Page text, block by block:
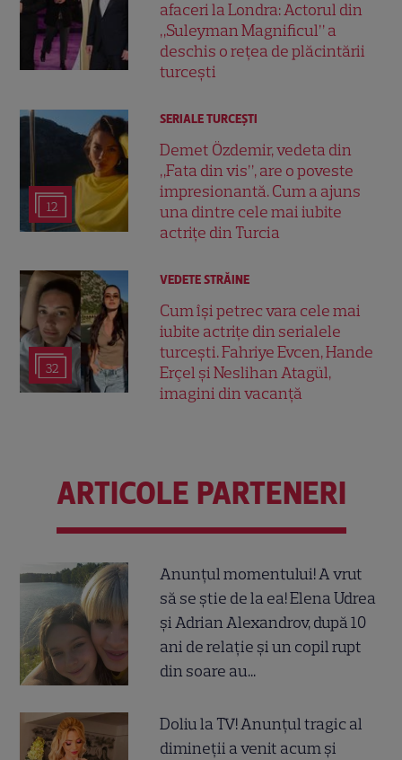
afaceri la Londra: Actorul din
„Suleyman Magnificul” a
deschis o rețea de plăcintării
turcești
12
SERIALE TURCEŞTI
Demet Özdemir, vedeta din
„Fata din vis”, are o poveste
impresionantă. Cum a ajuns
una dintre cele mai iubite
actrițe din Turcia
32
VEDETE STRĂINE
Cum își petrec vara cele mai
iubite actrițe din serialele
turcești. Fahriye Evcen, Hande
Erçel și Neslihan Atagül,
imagini din vacanță
ARTICOLE PARTENERI
Anunțul momentului! A vrut
să se știe de la ea! Elena Udrea
și Adrian Alexandrov, după 10
ani de relație și un copil rupt
din soare au...
Doliu la TV! Anunțul tragic al
dimineții a venit acum și